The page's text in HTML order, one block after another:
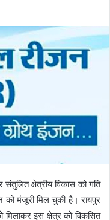
क्षेत्रीय विकास को गति
मंजूरी मिल चुकी है। रायपुर
इस क्षेत्र को विकसित